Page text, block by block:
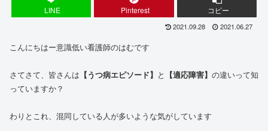
LINE Pinterest コピー
2021.09.28 2021.06.27
こんにちはー意識低い看護師のはむです
さてさて、皆さんは 【うつ病エピソード】 と 【適応障害】 の違いって知
っていますか？
わりとこれ、混同している人が多いような気がしています